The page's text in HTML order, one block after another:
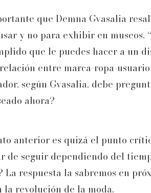
que Demna Gvasalia
y no para exhibir en museos.
que le puedes hacer a un
entre marca-ropa-
según Gvasalia, debe
ahora?
anterior es quizá el punto
de seguir dependiendo del
respuesta la sabremos en
la revolución de la moda.